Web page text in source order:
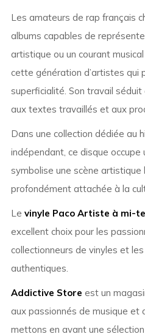
Les amateurs de rap français
albums capables de
artistique ou un courant
cette génération d’artistes qui
superficialité. Son travail
aux textes travaillés et aux
Dans une collection dédiée au
indépendant, ce disque occupe
symbolise une scène artistique
profondément attachée à la
Le vinyle Paco Artiste à mi-
excellent choix pour les
collectionneurs de vinyles et
authentiques.
Addictive Store est un
aux passionnés de musique et
mettons en avant une